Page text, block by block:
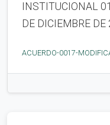
INSTITUCIONAL
DE DICIEMBRE DE
ACUERDO-0017-